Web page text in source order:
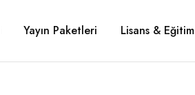
Yayın Paketleri Lisans & Eğitim